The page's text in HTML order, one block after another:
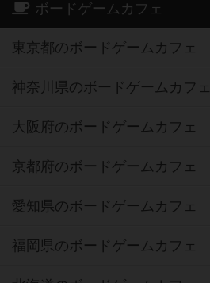
ボードゲームカフェ
東京都のボードゲームカフェ
神奈川県のボードゲームカフェ
大阪府のボードゲームカフェ
京都府のボードゲームカフェ
愛知県のボードゲームカフェ
福岡県のボードゲームカフェ